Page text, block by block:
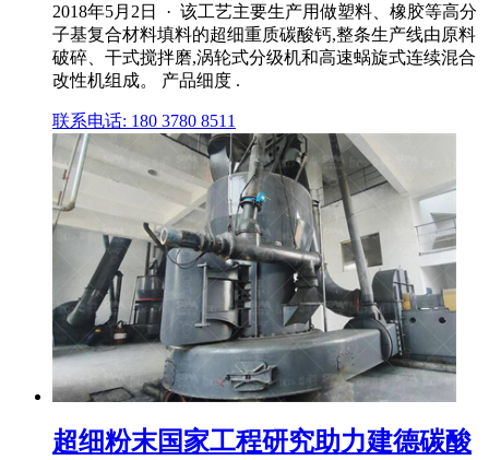
2018年5月2日 · 该工艺主要生产用做塑料、橡胶等高分
子基复合材料填料的超细重质碳酸钙,整条生产线由原料
破碎、干式搅拌磨,涡轮式分级机和高速蜗旋式连续混合
改性机组成。 产品细度 .
联系电话: 180 3780 8511
超细粉末国家工程研究助力建德碳酸